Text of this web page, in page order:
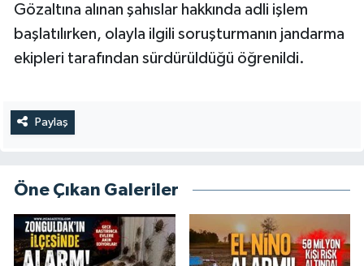
Gözaltına alınan şahıslar hakkında adli işlem
başlatılırken, olayla ilgili soruşturmanın jandarma
ekipleri tarafından sürdürüldüğü öğrenildi.
Paylaş
Öne Çıkan Galeriler